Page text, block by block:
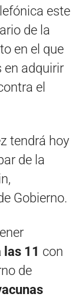
este
de la
en el que
en adquirir
el
tendrá hoy
de la
Gobierno.
11 con
de